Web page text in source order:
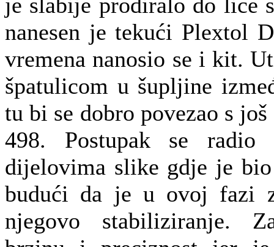
nanesen je tekući Plextol
vremena nanosio se i kit.
špatulicom u šupljine
tu bi se dobro povezao s
498. Postupak se
dijelovima slike gdje je
budući da je u ovoj fazi
njegovo stabiliziranje.